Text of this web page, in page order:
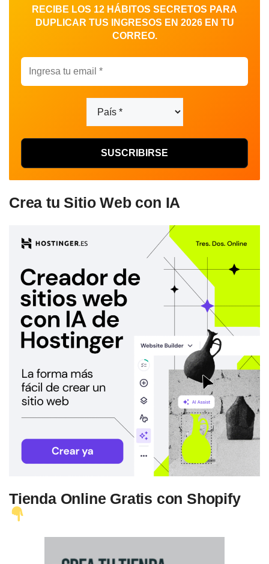
RECIBE LOS 12 HÁBITOS SECRETOS PARA
DUPLICAR TUS INGRESOS EN 2026 EN TU
CORREO.
Crea tu Sitio Web con IA
Tienda Online Gratis con Shopify